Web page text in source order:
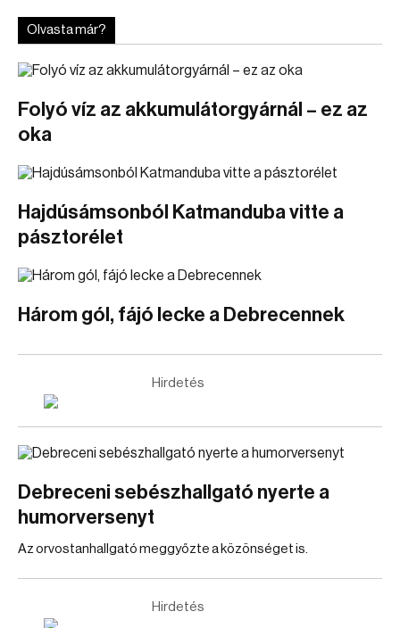
Olvasta már?
Folyó víz az akkumulátorgyárnál – ez az
oka
Hajdúsámsonból Katmanduba vitte a
pásztorélet
Három gól, fájó lecke a Debrecennek
Hirdetés
Debreceni sebészhallgató nyerte a
humorversenyt
Az orvostanhallgató meggyőzte a közönséget is.
Hirdetés